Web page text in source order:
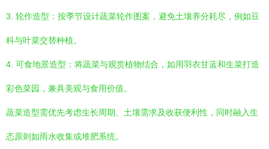
3. 轮作造型：按季节设计蔬菜轮作图案，避免土壤养分耗尽，例如豆
科与叶菜交替种植。
4. 可食地景造型：将蔬菜与观赏植物结合，如用羽衣甘蓝和生菜打造
彩色菜园，兼具美观与食用价值。
蔬菜造型需优先考虑生长周期、土壤需求及收获便利性，同时融入生
态原则如雨水收集或堆肥系统。